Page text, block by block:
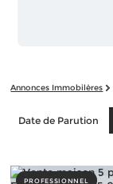
Annonces Immobilères
Date de Parution
PROFESSIONNEL